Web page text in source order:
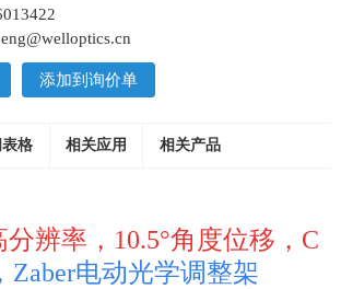
添加到询价单
格 相关应用 相关产品
分辨率，10.5°角度位移，C
Zaber电动光学调整架